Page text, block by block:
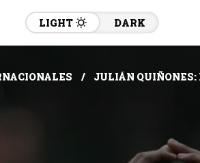
LIGHT DARK
JULIÁN QUIÑONES: